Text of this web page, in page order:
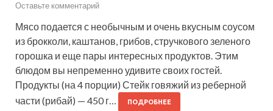
Оставьте комментарий
Мясо подается с необычным и очень вкусным соусом
из брокколи, каштанов, грибов, стручкового зеленого
горошка и еще пары интересных продуктов. Этим
блюдом вы непременно удивите своих гостей.
Продукты (на 4 порции) Стейк говяжий из реберной
части (рибай) — 450 г…
ПОДРОБНЕЕ